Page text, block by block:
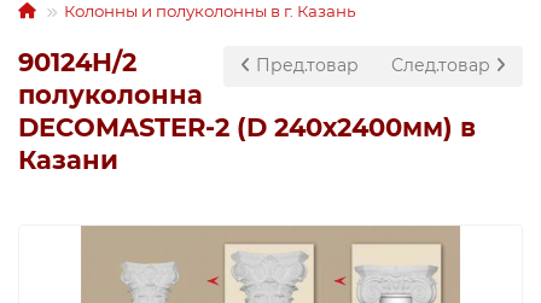
Колонны и полуколонны в г. Казань
Пред.товар След.товар
90124H/2
полуколонна
DECOMASTER-2 (D 240х2400мм) в
Казани